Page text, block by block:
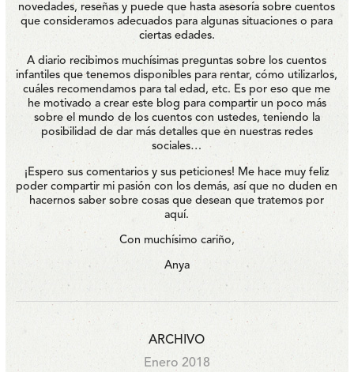
novedades, reseñas y puede que hasta asesoría sobre cuentos
que consideramos adecuados para algunas situaciones o para
ciertas edades.
A diario recibimos muchísimas preguntas sobre los cuentos
infantiles que tenemos disponibles para rentar, cómo utilizarlos,
cuáles recomendamos para tal edad, etc. Es por eso que me
he motivado a crear este blog para compartir un poco más
sobre el mundo de los cuentos con ustedes, teniendo la
posibilidad de dar más detalles que en nuestras redes
sociales…
¡Espero sus comentarios y sus peticiones! Me hace muy feliz
poder compartir mi pasión con los demás, así que no duden en
hacernos saber sobre cosas que desean que tratemos por
aquí.
Con muchísimo cariño,
Anya
ARCHIVO
Enero 2018